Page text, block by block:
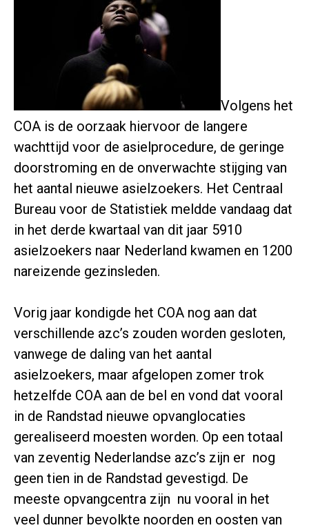
Volgens het
COA is de oorzaak hiervoor de langere
wachttijd voor de asielprocedure, de geringe
doorstroming en de onverwachte stijging van
het aantal nieuwe asielzoekers. Het Centraal
Bureau voor de Statistiek meldde vandaag dat
in het derde kwartaal van dit jaar 5910
asielzoekers naar Nederland kwamen en 1200
nareizende gezinsleden.
Vorig jaar kondigde het COA nog aan dat
verschillende azc’s zouden worden gesloten,
vanwege de daling van het aantal
asielzoekers, maar afgelopen zomer trok
hetzelfde COA aan de bel en vond dat vooral
in de Randstad nieuwe opvanglocaties
gerealiseerd moesten worden. Op een totaal
van zeventig Nederlandse azc’s zijn er nog
geen tien in de Randstad gevestigd. De
meeste opvangcentra zijn nu vooral in het
veel dunner bevolkte noorden en oosten van